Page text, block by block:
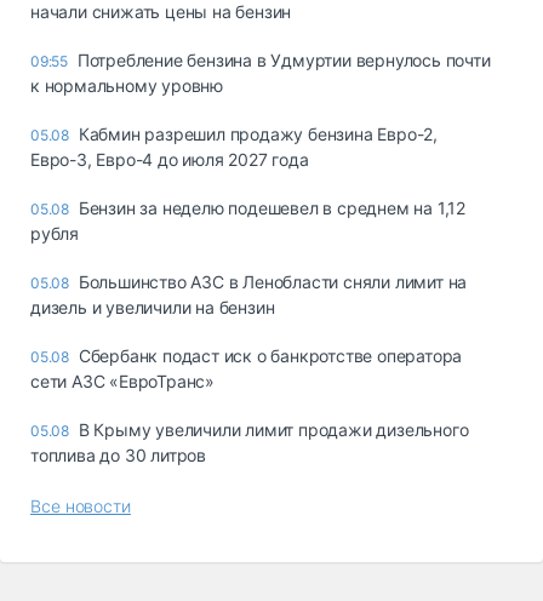
начали снижать цены на бензин
09:55 Потребление бензина в Удмуртии вернулось почти
к нормальному уровню
05.08 Кабмин разрешил продажу бензина Евро-2,
Евро-3, Евро-4 до июля 2027 года
05.08 Бензин за неделю подешевел в среднем на 1,12
рубля
05.08 Большинство АЗС в Ленобласти сняли лимит на
дизель и увеличили на бензин
05.08 Сбербанк подаст иск о банкротстве оператора
сети АЗС «ЕвроТранс»
05.08 В Крыму увеличили лимит продажи дизельного
топлива до 30 литров
Все новости